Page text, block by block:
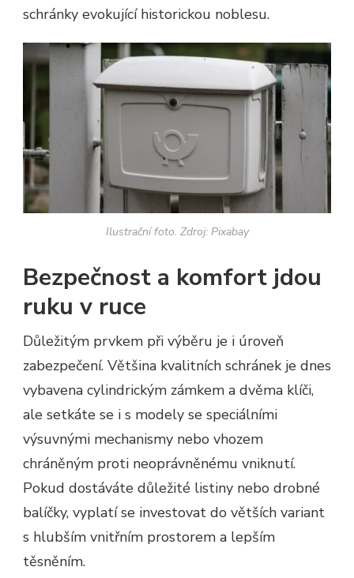
schránky evokující historickou noblesu.
Ilustrační foto. Zdroj: Pixabay
Bezpečnost a komfort jdou
ruku v ruce
Důležitým prvkem při výběru je i úroveň
zabezpečení. Většina kvalitních schránek je dnes
vybavena cylindrickým zámkem a dvěma klíči,
ale setkáte se i s modely se speciálními
výsuvnými mechanismy nebo vhozem
chráněným proti neoprávněnému vniknutí.
Pokud dostáváte důležité listiny nebo drobné
balíčky, vyplatí se investovat do větších variant
s hlubším vnitřním prostorem a lepším
těsněním.